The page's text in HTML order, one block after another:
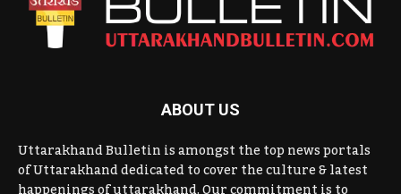
ABOUT US
Uttarakhand Bulletin is amongst the top news portals
of Uttarakhand dedicated to cover the culture & latest